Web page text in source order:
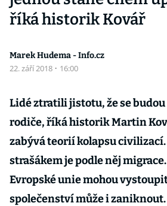
říká historik Kovář
Marek Hudema - Info.cz
22. září 2018 · 16:00
Lidé ztratili jistotu, že se
rodiče, říká historik Martin
zabývá teorií kolapsu
strašákem je podle něj
Evropské unie mohou
společenství může i zaniknout.